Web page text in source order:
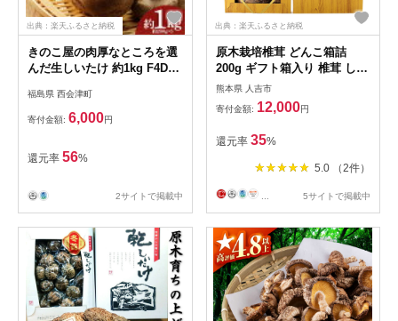
出典：楽天ふるさと納税
きのこ屋の肉厚なところを選
んだ生しいたけ 約1kg F4D-
福島県 西会津町
寄付金額: 6,000円
還元率 56%
2サイトで掲載中
出典：楽天ふるさと納税
原木栽培椎茸 どんこ箱詰
200g ギフト箱入り 椎茸 しい
たけ 干し椎茸 干ししいたけ
乾椎茸 熊本県人吉産 九州
4〜5cmの丸型肉厚 送料無料
熊本県 人吉市
寄付金額: 12,000円
還元率 35%
5.0 （2件）
5サイトで掲載中